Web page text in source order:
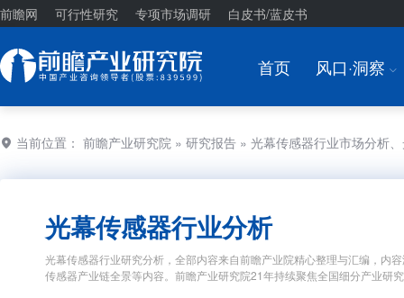
前瞻网 可行性研究 专项市场调研 白皮书/蓝皮书
首页 风口·洞察 I
当前位置： 前瞻产业研究院 » 研究报告 » 光幕传感器行业市场分析
光幕传感器行业分析
光幕传感器行业研究分析，全部内容来自前瞻产业院精心整理与汇编，内
传感器产业链全景等内容。前瞻产业研究院21年持续聚焦全国细分产业研